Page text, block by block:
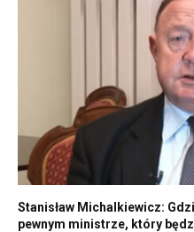
Stanisław Michalkiewicz:
pewnym ministrze, który